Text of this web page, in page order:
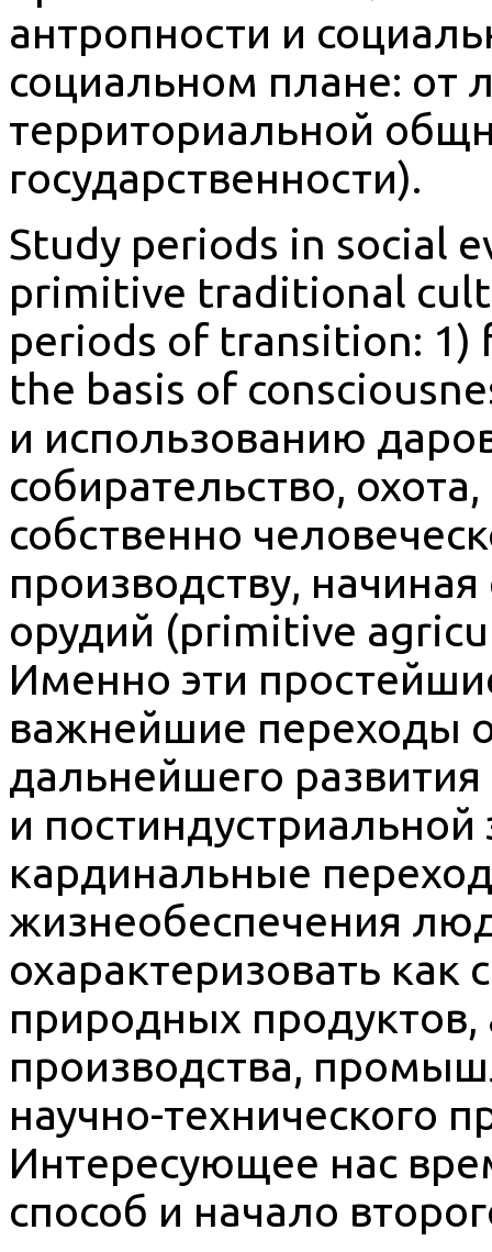
антропности и
социальном плане: от
территориальной
государственности).
Study periods in social
primitive traditional
periods of transition: 1)
the basis of
и использованию
собирательство,
собственно
производству,
орудий (primitive
Именно эти
важнейшие переходы
дальнейшего
и
кардинальные
жизнеобеспечения
охарактеризовать как
природных
производства,
научно-технического
Интересующее нас
способ и начало